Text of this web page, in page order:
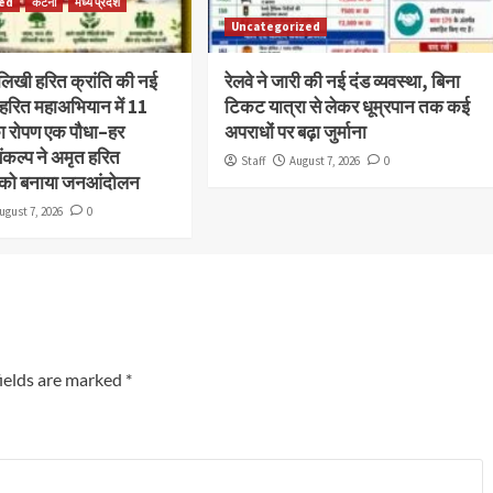
हरित क्रांति की नई
महाअभियान में 11
रोपण एक पौधा–हर
ने अमृत हरित
बनाया जनआंदोलन
7, 2026 0
Uncategorized
रेलवे ने जारी की नई दंड व्यवस्था, बिना
टिकट यात्रा से लेकर धूम्रपान तक कई
अपराधों पर बढ़ा जुर्माना
Staff August 7, 2026 0
are marked *